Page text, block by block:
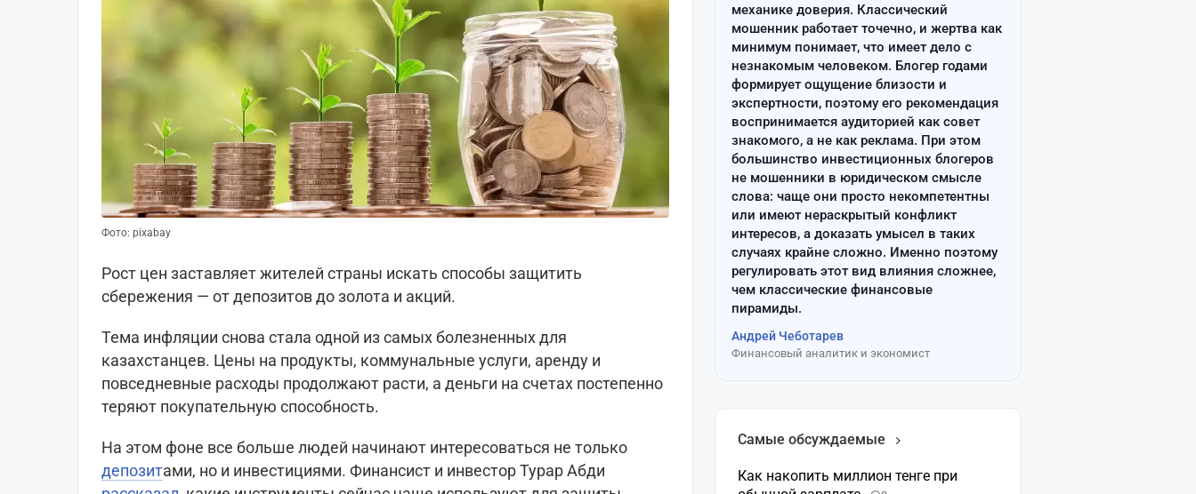
Фото: pixabay
Рост цен заставляет жителей страны искать способы защитить
сбережения — от депозитов до золота и акций.
Тема инфляции снова стала одной из самых болезненных для
казахстанцев. Цены на продукты, коммунальные услуги, аренду и
повседневные расходы продолжают расти, а деньги на счетах постепенно
теряют покупательную способность.
На этом фоне все больше людей начинают интересоваться не только
депозитами, но и инвестициями. Финансист и инвестор Турар Абди
механике доверия. Классический
мошенник работает точечно, и жертва как
минимум понимает, что имеет дело с
незнакомым человеком. Блогер годами
формирует ощущение близости и
экспертности, поэтому его рекомендация
воспринимается аудиторией как совет
знакомого, а не как реклама. При этом
большинство инвестиционных блогеров
не мошенники в юридическом смысле
слова: чаще они просто некомпетентны
или имеют нераскрытый конфликт
интересов, а доказать умысел в таких
случаях крайне сложно. Именно поэтому
регулировать этот вид влияния сложнее,
чем классические финансовые
пирамиды.
Андрей Чеботарев
Финансовый аналитик и экономист
Самые обсуждаемые
Как накопить миллион тенге при